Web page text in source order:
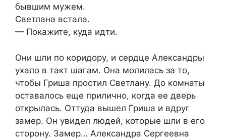
бывшим мужем.
Светлана встала.
— Покажите, куда идти.
Они шли по коридору, и сердце Александры
ухало в такт шагам. Она молилась за то,
чтобы Гриша простил Светлану. До комнаты
оставалось еще прилично, когда ее дверь
открылась. Оттуда вышел Гриша и вдруг
замер. Он увидел людей, которые шли в его
сторону. Замер… Александра Сергеевна